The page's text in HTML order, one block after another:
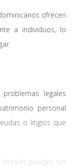
ofrecen
a individuos, lo
problemas legales
personal
o litigios que
fiscales pueden ser